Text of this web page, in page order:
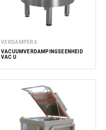
VERDAMPERS
VACUÜMVERDAMPINGSEENHEID
VAC U